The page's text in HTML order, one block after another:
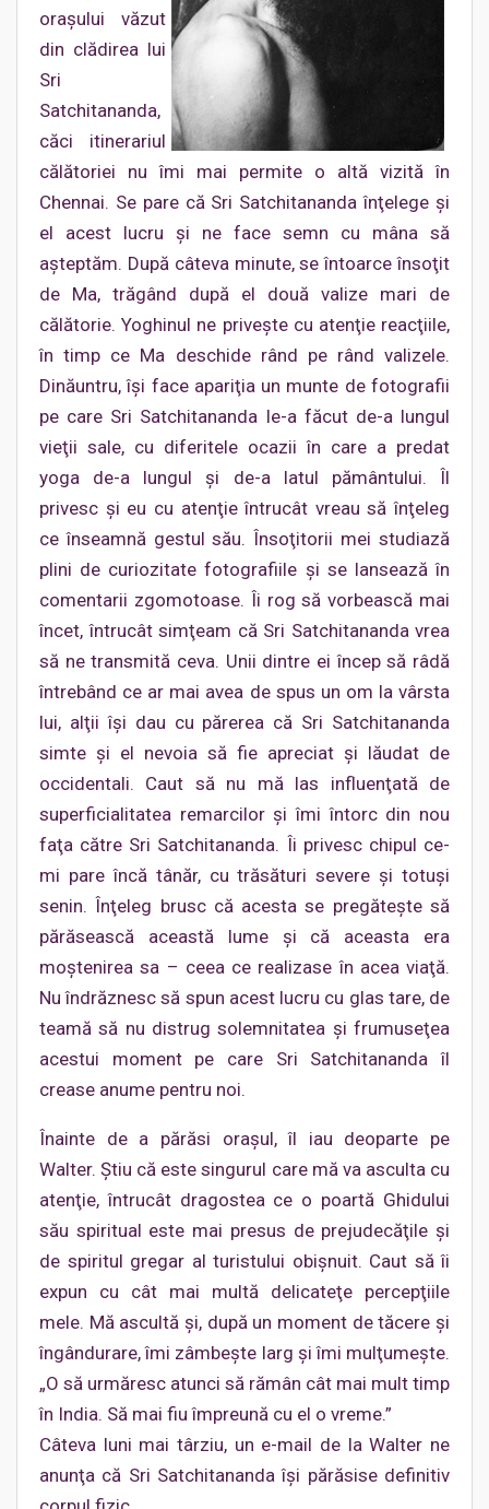
oraşului văzut
din clădirea lui
Sri
Satchitananda,
căci itinerariul
călătoriei nu îmi mai permite o altă vizită în
Chennai. Se pare că Sri Satchitananda înţelege şi
el acest lucru şi ne face semn cu mâna să
aşteptăm. După câteva minute, se întoarce însoţit
de Ma, trăgând după el două valize mari de
călătorie. Yoghinul ne priveşte cu atenţie reacţiile,
în timp ce Ma deschide rând pe rând valizele.
Dinăuntru, îşi face apariţia un munte de fotografii
pe care Sri Satchitananda le-a făcut de-a lungul
vieţii sale, cu diferitele ocazii în care a predat
yoga de-a lungul şi de-a latul pământului. Îl
privesc şi eu cu atenţie întrucât vreau să înţeleg
ce înseamnă gestul său. Însoţitorii mei studiază
plini de curiozitate fotografiile şi se lansează în
comentarii zgomotoase. Îi rog să vorbească mai
încet, întrucât simţeam că Sri Satchitananda vrea
să ne transmită ceva. Unii dintre ei încep să râdă
întrebând ce ar mai avea de spus un om la vârsta
lui, alţii îşi dau cu părerea că Sri Satchitananda
simte şi el nevoia să fie apreciat şi lăudat de
occidentali. Caut să nu mă las influenţată de
superficialitatea remarcilor şi îmi întorc din nou
faţa către Sri Satchitananda. Îi privesc chipul ce-
mi pare încă tânăr, cu trăsături severe şi totuşi
senin. Înţeleg brusc că acesta se pregăteşte să
părăsească această lume şi că aceasta era
moştenirea sa – ceea ce realizase în acea viaţă.
Nu îndrăznesc să spun acest lucru cu glas tare, de
teamă să nu distrug solemnitatea şi frumuseţea
acestui moment pe care Sri Satchitananda îl
crease anume pentru noi.
Înainte de a părăsi oraşul, îl iau deoparte pe
Walter. Ştiu că este singurul care mă va asculta cu
atenţie, întrucât dragostea ce o poartă Ghidului
său spiritual este mai presus de prejudecăţile şi
de spiritul gregar al turistului obişnuit. Caut să îi
expun cu cât mai multă delicateţe percepţiile
mele. Mă ascultă şi, după un moment de tăcere şi
îngândurare, îmi zâmbeşte larg şi îmi mulţumeşte.
„O să urmăresc atunci să rămân cât mai mult timp
în India. Să mai fiu împreună cu el o vreme.”
Câteva luni mai târziu, un e-mail de la Walter ne
anunţa că Sri Satchitananda îşi părăsise definitiv